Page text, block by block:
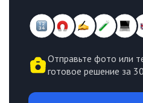
Отправьте фото или
готовое решение за